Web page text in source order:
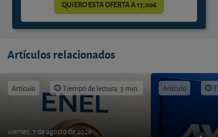
QUIERO ESTA OFERTA A 17,00€
Artículos relacionados
Artículo Tiempo de lectura: 3 min.
viernes, 7 de agosto de 2026
Artículo